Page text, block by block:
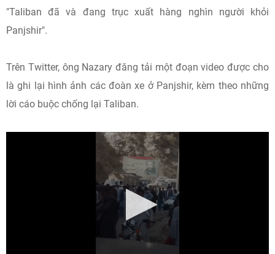
"Taliban đã và đang trục xuất hàng nghìn người khỏi
Panjshir".
Trên Twitter, ông Nazary đăng tải một đoạn video được cho
là ghi lại hình ảnh các đoàn xe ở Panjshir, kèm theo những
lời cáo buộc chống lại Taliban.